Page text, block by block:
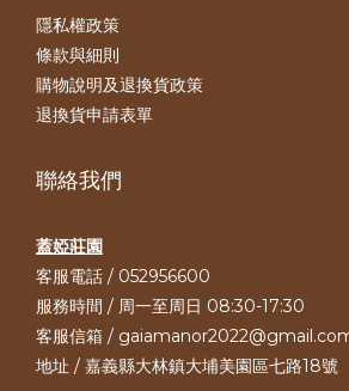
隱私權政策
條款與細則
購物說明及退換貨政策
退換貨申請表單
聯絡我們
蓋婭莊園
客服電話 / 052956600
服務時間 / 周一至周日 08:30-17:30
客服信箱 /
地址 / 嘉義縣大林鎮大埔美園區七路18號